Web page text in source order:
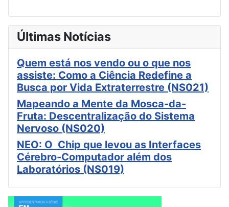
Últimas Notícias
Quem está nos vendo ou o que nos
assiste: Como a Ciência Redefine a
Busca por Vida Extraterrestre (NS021)
Mapeando a Mente da Mosca-da-
Fruta: Descentralização do Sistema
Nervoso (NS020)
NEO: O Chip que levou as Interfaces
Cérebro-Computador além dos
Laboratórios (NS019)